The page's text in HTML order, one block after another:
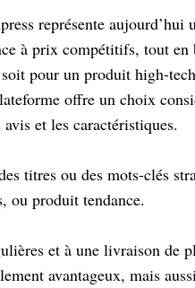
représente
à prix compétitifs, tout en
pour un produit high-
offre un choix
et les caractéristiques.
titres ou des mots-clés
ou produit tendance.
et à une livraison de
avantageux, mais